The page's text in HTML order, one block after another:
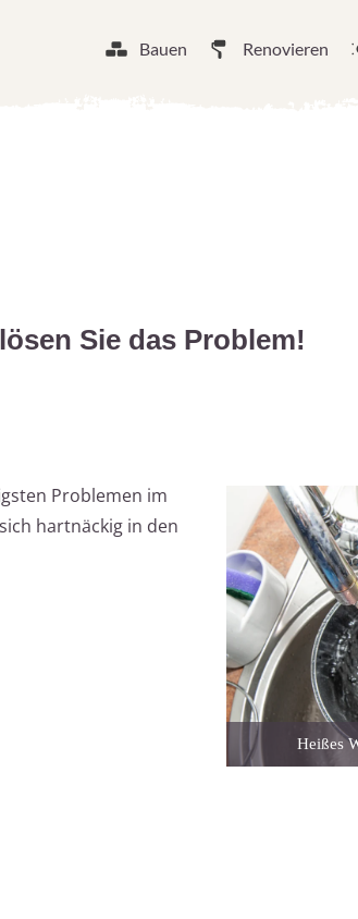
Bauen Renovieren
Sie das Problem!
Problemen im
hartnäckig in den
Heißes